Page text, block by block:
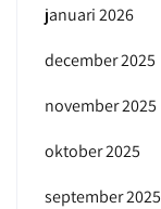
januari 2026
december 2025
november 2025
oktober 2025
september 2025